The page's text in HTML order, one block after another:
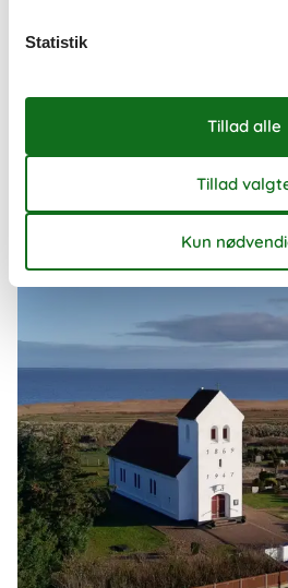
Klintholm Havn er det
Møns Klint. Få hele den spændende
på GeoCenter Møns Klint, og besøg
OmHaurvig
Statistik